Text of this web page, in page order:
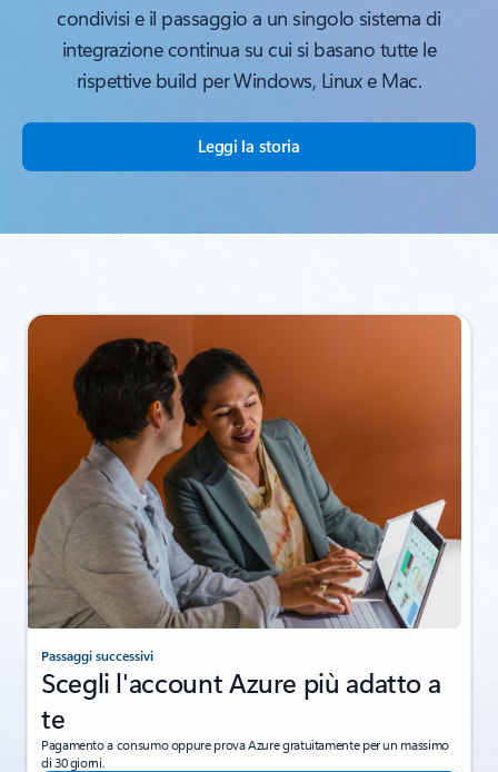
condivisi e il passaggio a un singolo sistema di
integrazione continua su cui si basano tutte le
rispettive build per Windows, Linux e Mac.
Leggi la storia
Passaggi successivi
Scegli l'account Azure più adatto a
te
Pagamento a consumo oppure prova Azure gratuitamente per un massimo
di 30 giorni.